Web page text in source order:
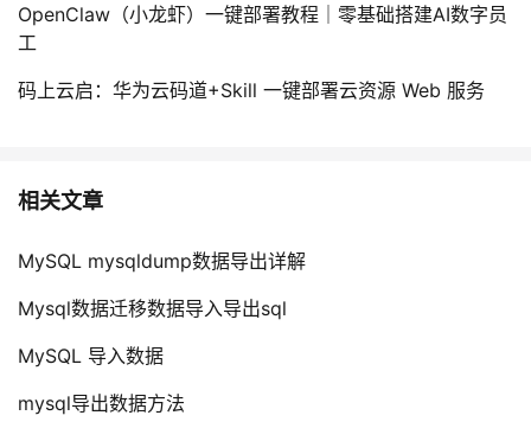
OpenClaw（小龙虾）一键部署教程｜零基础搭建AI数字员
工
码上云启：华为云码道+Skill 一键部署云资源 Web 服务
相关文章
MySQL mysqldump数据导出详解
Mysql数据迁移数据导入导出sql
MySQL 导入数据
mysql导出数据方法